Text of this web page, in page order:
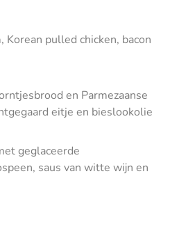
pulled chicken, bacon
en Parmezaanse
eitje en bieslookolie
geglaceerde
saus van witte wijn en